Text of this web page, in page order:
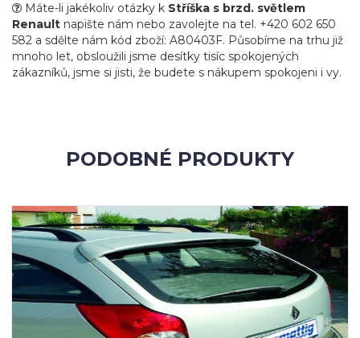
Máte-li jakékoliv otázky k Stříška s brzd. světlem
Renault napište nám nebo zavolejte na tel. +420 602 650
582 a sdělte nám kód zboží: A80403F. Působíme na trhu již
mnoho let, obsloužili jsme desítky tisíc spokojených
zákazníků, jsme si jisti, že budete s nákupem spokojeni i vy.
PODOBNÉ PRODUKTY